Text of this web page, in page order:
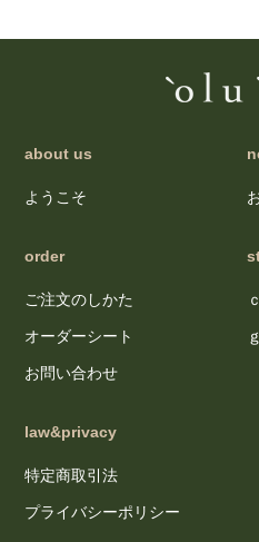
about us
ようこそ
order
ご注文のしかた
オーダーシート
お問い合わせ
law&privacy
特定商取引法
プライバシーポリシー